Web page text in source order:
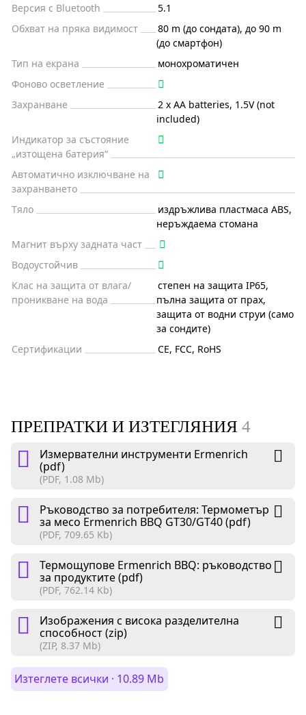
Версия с Bluetooth
5.1
Обхват на пряка видимост
80 m (до сондата), до 90 m
(до смартфон)
Тип на екрана
монохроматичен
Фоново осветление
Захранване
2 x AA batteries, 1.5V (not
included)
Индикатор за състояние
„изтощена батерия“
Автоматично изключване на
захранването
Тяло
издръжлива пластмаса ABS,
неръждаема стомана
Магнит върху задната част
Водоустойчив
Клас на защита от влага/
проникване на вода
степен на защита IP65,
пълна защита от прах,
защита от водни струи (само
за сондите)
Сертификации
CE, FCC, RoHS
ПРЕПРАТКИ И ИЗТЕГЛЯНИЯ 4
Измервателни инструменти Ermenrich
(pdf)
(PDF, 1.08 Mb)
Ръководство за потребителя: Термометър
за месо Ermenrich BBQ GT30/GT40 (pdf)
(PDF, 709.65 Kb)
Термощупове Ermenrich BBQ: ръководство
за продуктите (pdf)
(PDF, 762.14 Kb)
Изображения с висока разделителна
способност (zip)
(ZIP, 8.37 Mb)
Изтеглете всички · 10.89 Mb